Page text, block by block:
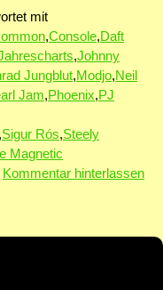
mit
,Console,Daft
,Johnny
Jungblut,Modjo,Neil
Jam,Phoenix,PJ
,Sigur Rós,Steely
Magnetic
Kommentar hinterlassen